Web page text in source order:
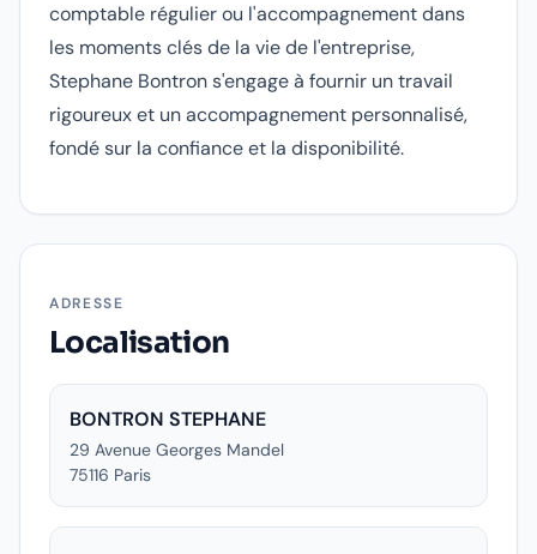
comptable régulier ou l'accompagnement dans
les moments clés de la vie de l'entreprise,
Stephane Bontron s'engage à fournir un travail
rigoureux et un accompagnement personnalisé,
fondé sur la confiance et la disponibilité.
ADRESSE
Localisation
BONTRON STEPHANE
29 Avenue Georges Mandel
75116 Paris